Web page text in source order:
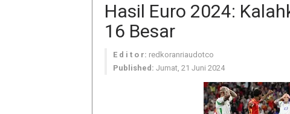
Hasil Euro 2024:
16 Besar
E d i t o r: redkoranriaudotco
Published: Jumat, 21 Juni 2024